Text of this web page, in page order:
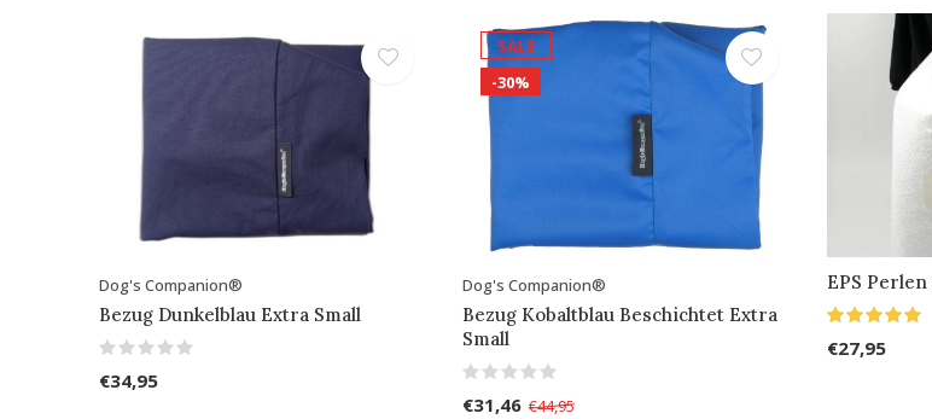
Dog's Companion®
Bezug Dunkelblau Extra Small
€34,95
SALE
-30%
Dog's Companion®
Bezug Kobaltblau Beschichtet Extra
Small
€31,46 €44,95
EPS
€27,95